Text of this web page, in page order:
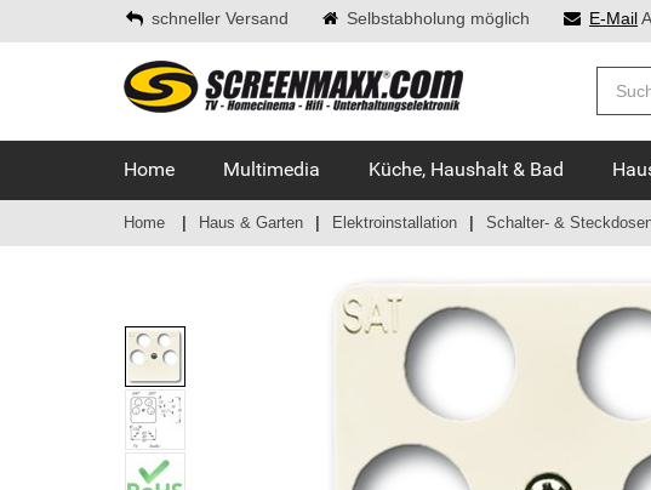
schneller Versand Selbstabholung möglich E-Mail
Home Multimedia Küche, Haushalt & Bad
Home Haus & Garten Elektroinstallation Schalter- &